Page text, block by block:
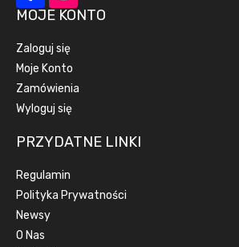
MOJE KONTO
Zaloguj się
Moje Konto
Zamówienia
Wyloguj się
PRZYDATNE LINKI
Regulamin
Polityka Prywatności
Newsy
O Nas